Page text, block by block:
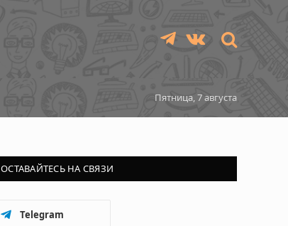
TelegramVKontakte
Пятница, 7 августа
ОСТАВАЙТЕСЬ НА СВЯЗИ
Telegram